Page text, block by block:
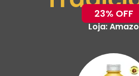
23% OFF
Loja: